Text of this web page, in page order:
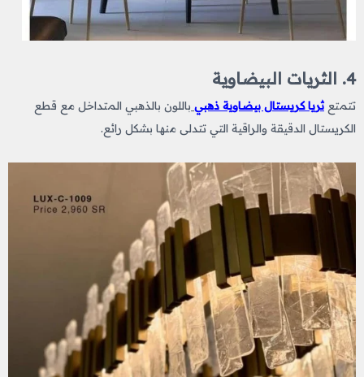
4. الثريات البيضاوية
تتمتعثريا كريستال بيضاوية ذهبي باللون بالذهبي المتداخل مع قطع
الكريستال الدقيقة والراقية التي تتدلى منها بشكل رائع.